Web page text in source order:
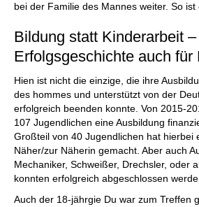
bei der Familie des Mannes weiter. So ist
Bildung statt Kinderarbeit
Erfolgsgeschichte auch für
Hien ist nicht die einzige, die ihre
des hommes und unterstützt von der
erfolgreich beenden konnte. Von 2015-
107 Jugendlichen eine Ausbildung
Großteil von 40 Jugendlichen hat hierbei
Näher/zur Näherin gemacht. Aber auch
Mechaniker, Schweißer, Drechsler, oder
konnten erfolgreich abgeschlossen
Auch der 18-jährgie Du war zum Treffen